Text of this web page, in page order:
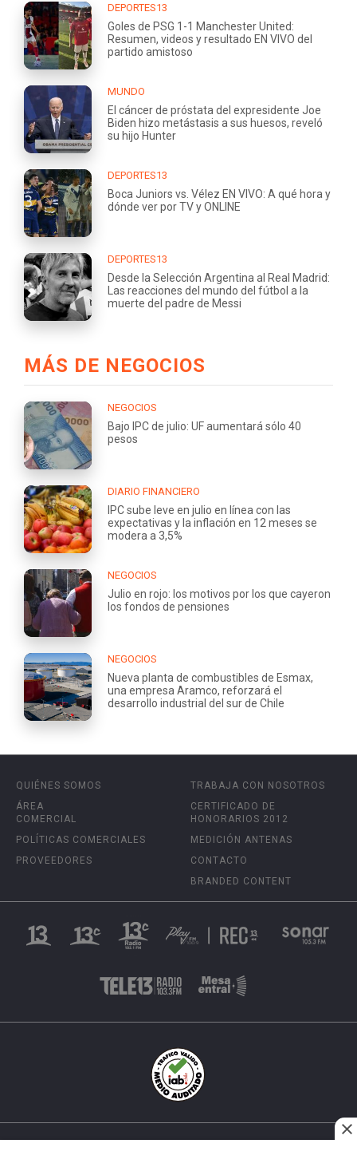
DEPORTES13
Goles de PSG 1-1 Manchester United:
Resumen, videos y resultado EN VIVO del
partido amistoso
MUNDO
El cáncer de próstata del expresidente Joe
Biden hizo metástasis a sus huesos, reveló
su hijo Hunter
DEPORTES13
Boca Juniors vs. Vélez EN VIVO: A qué hora y
dónde ver por TV y ONLINE
DEPORTES13
Desde la Selección Argentina al Real Madrid:
Las reacciones del mundo del fútbol a la
muerte del padre de Messi
MÁS DE NEGOCIOS
NEGOCIOS
Bajo IPC de julio: UF aumentará sólo 40
pesos
DIARIO FINANCIERO
IPC sube leve en julio en línea con las
expectativas y la inflación en 12 meses se
modera a 3,5%
NEGOCIOS
Julio en rojo: los motivos por los que cayeron
los fondos de pensiones
NEGOCIOS
Nueva planta de combustibles de Esmax,
una empresa Aramco, reforzará el
desarrollo industrial del sur de Chile
QUIÉNES SOMOS
ÁREA
COMERCIAL
POLÍTICAS COMERCIALES
PROVEEDORES
TRABAJA CON NOSOTROS
CERTIFICADO DE
HONORARIOS 2012
MEDICIÓN ANTENAS
CONTACTO
BRANDED CONTENT